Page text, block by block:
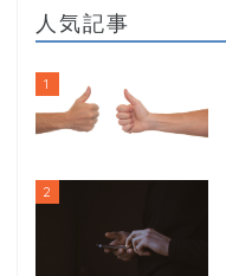
人気記事
1
2